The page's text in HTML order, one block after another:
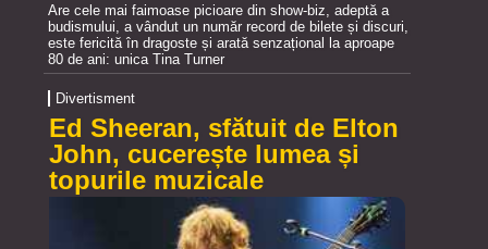
Are cele mai faimoase picioare din show-biz, adeptă a
budismului, a vândut un număr record de bilete și discuri,
este fericită în dragoste și arată senzațional la aproape
80 de ani: unica Tina Turner
Divertisment
Ed Sheeran, sfătuit de Elton
John, cucerește lumea și
topurile muzicale